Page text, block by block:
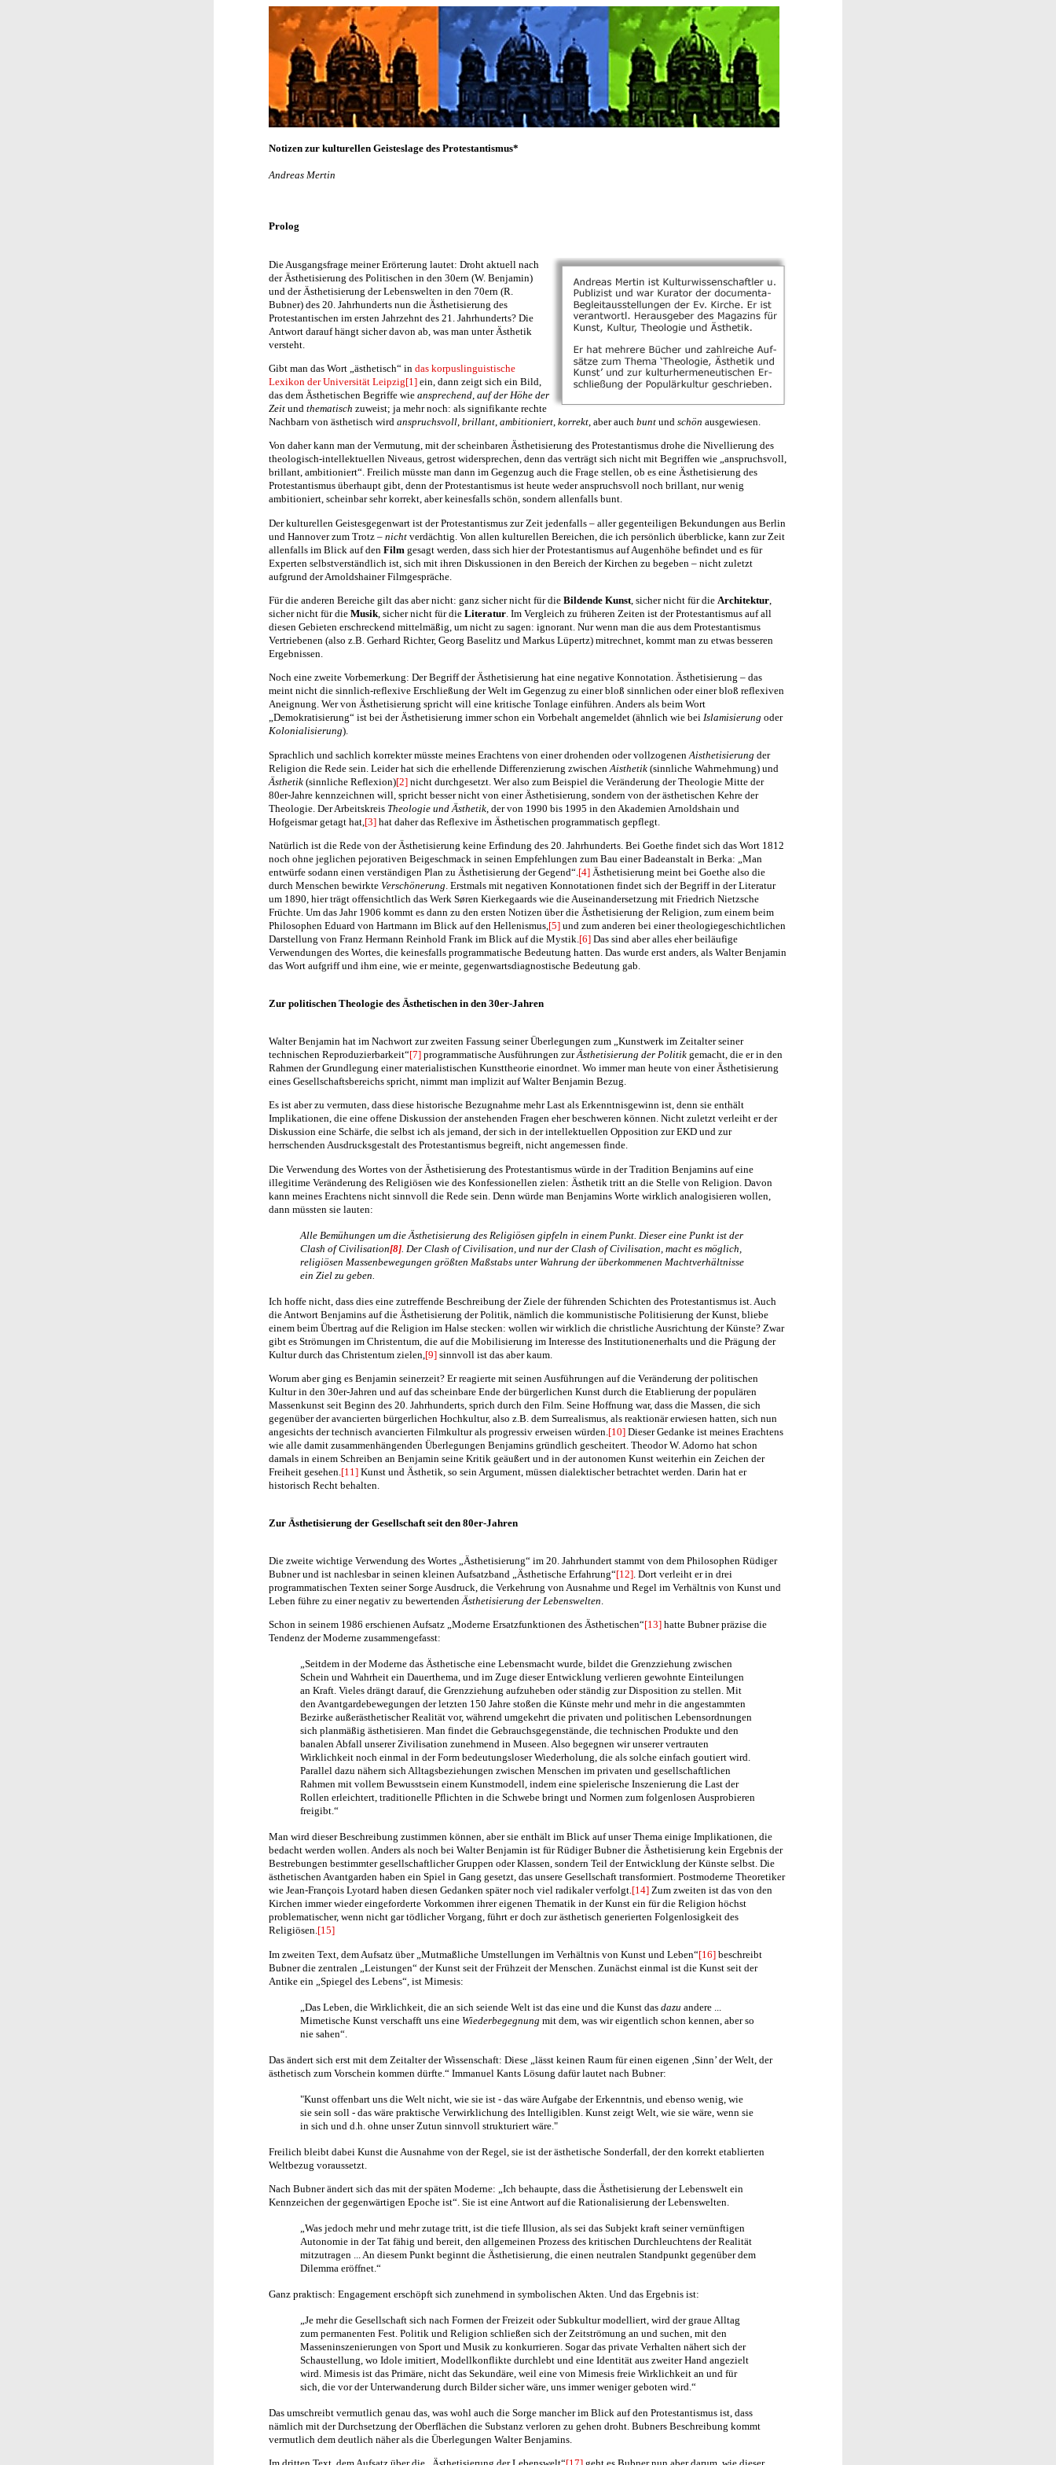
Notizen zur kulturellen Geisteslage des Protestantismus*
Andreas Mertin
Prolog
Die Ausgangsfrage meiner Erörterung lautet: Droht aktuell nach
der Ästhetisierung des Politischen in den 30ern (W. Benjamin)
und der Ästhetisierung der Lebenswelten in den 70ern (R.
Bubner) des 20. Jahrhunderts nun die Ästhetisierung des
Protestantischen im ersten Jahrzehnt des 21. Jahrhunderts? Die
Antwort darauf hängt sicher davon ab, was man unter Ästhetik
versteht.
Gibt man das Wort „ästhetisch“ in das korpuslinguistische
Lexikon der Universität Leipzig[1] ein, dann zeigt sich ein Bild,
das dem Ästhetischen Begriffe wie ansprechend auf der Höhe der
Zeit und thematisch zuweist; ja mehr noch: als signifikante rechte
Nachbarn von ästhetisch wird anspruchsvoll brillant ambitioniert korrekt , aber auch bunt und schön ausgewiesen.
Von daher kann man der Vermutung, mit der scheinbaren Ästhetisierung des Protestantismus drohe die Nivellierung des
theologisch-intellektuellen Niveaus, getrost widersprechen, denn das verträgt sich nicht mit Begriffen wie „anspruchsvoll,
brillant, ambitioniert“. Freilich müsste man dann im Gegenzug auch die Frage stellen, ob es eine Ästhetisierung des
Protestantismus überhaupt gibt, denn der Protestantismus ist heute weder anspruchsvoll noch brillant, nur wenig
ambitioniert, scheinbar sehr korrekt, aber keinesfalls schön, sondern allenfalls bunt.
Der kulturellen Geistesgegenwart ist der Protestantismus zur Zeit jedenfalls – aller gegenteiligen Bekundungen aus Berlin
und Hannover zum Trotz – nicht verdächtig. Von allen kulturellen Bereichen, die ich persönlich überblicke, kann zur Zeit
allenfalls im Blick auf den Film gesagt werden, dass sich hier der Protestantismus auf Augenhöhe befindet und es für
Experten selbstverständlich ist, sich mit ihren Diskussionen in den Bereich der Kirchen zu begeben – nicht zuletzt
aufgrund der Arnoldshainer Filmgespräche.
Für die anderen Bereiche gilt das aber nicht: ganz sicher nicht für die Bildende Kunst , sicher nicht für die Architektur
sicher nicht für die Musik , sicher nicht für die Literatur . Im Vergleich zu früheren Zeiten ist der Protestantismus auf all
diesen Gebieten erschreckend mittelmäßig, um nicht zu sagen: ignorant. Nur wenn man die aus dem Protestantismus
Vertriebenen (also z.B. Gerhard Richter, Georg Baselitz und Markus Lüpertz) mitrechnet, kommt man zu etwas besseren
Ergebnissen.
Noch eine zweite Vorbemerkung: Der Begriff der Ästhetisierung hat eine negative Konnotation. Ästhetisierung – das
meint nicht die sinnlich-reflexive Erschließung der Welt im Gegenzug zu einer bloß sinnlichen oder einer bloß reflexiven
Aneignung. Wer von Ästhetisierung spricht will eine kritische Tonlage einführen. Anders als beim Wort
„Demokratisierung“ ist bei der Ästhetisierung immer schon ein Vorbehalt angemeldet (ähnlich wie bei Islamisierung oder
Kolonialisierung).
Sprachlich und sachlich korrekter müsste meines Erachtens von einer drohenden oder vollzogenen Aisthetisierung der
Religion die Rede sein. Leider hat sich die erhellende Differenzierung zwischen Aisthetik (sinnliche Wahrnehmung) und
Ästhetik (sinnliche Reflexion)[2] nicht durchgesetzt. Wer also zum Beispiel die Veränderung der Theologie Mitte der
80er-Jahre kennzeichnen will, spricht besser nicht von einer Ästhetisierung, sondern von der ästhetischen Kehre der
Theologie. Der Arbeitskreis Theologie und Ästhetik , der von 1990 bis 1995 in den Akademien Arnoldshain und
Hofgeismar getagt hat, [3] hat daher das Reflexive im Ästhetischen programmatisch gepflegt.
Natürlich ist die Rede von der Ästhetisierung keine Erfindung des 20. Jahrhunderts. Bei Goethe findet sich das Wort 1812
noch ohne jeglichen pejorativen Beigeschmack in seinen Empfehlungen zum Bau einer Badeanstalt in Berka: „Man
entwürfe sodann einen verständigen Plan zu Ästhetisierung der Gegend“. [4] Ästhetisierung meint bei Goethe also die
durch Menschen bewirkte Verschönerung . Erstmals mit negativen Konnotationen findet sich der Begriff in der Literatur
um 1890, hier trägt offensichtlich das Werk Søren Kierkegaards wie die Auseinandersetzung mit Friedrich Nietzsche
Früchte. Um das Jahr 1906 kommt es dann zu den ersten Notizen über die Ästhetisierung der Religion, zum einem beim
Philosophen Eduard von Hartmann im Blick auf den Hellenismus, [5] und zum anderen bei einer theologiegeschichtlichen
Darstellung von Franz Hermann Reinhold Frank im Blick auf die Mystik. [6] Das sind aber alles eher beiläufige
Verwendungen des Wortes, die keinesfalls programmatische Bedeutung hatten. Das wurde erst anders, als Walter Benjamin
das Wort aufgriff und ihm eine, wie er meinte, gegenwartsdiagnostische Bedeutung gab.
Zur politischen Theologie des Ästhetischen in den 30er-Jahren
Walter Benjamin hat im Nachwort zur zweiten Fassung seiner Überlegungen zum „Kunstwerk im Zeitalter seiner
technischen Reproduzierbarkeit“[7] programmatische Ausführungen zurÄsthetisierung der Politik gemacht, die er in den
Rahmen der Grundlegung einer materialistischen Kunsttheorie einordnet. Wo immer man heute von einer Ästhetisierung
eines Gesellschaftsbereichs spricht, nimmt man implizit auf Walter Benjamin Bezug.
Es ist aber zu vermuten, dass diese historische Bezugnahme mehr Last als Erkenntnisgewinn ist, denn sie enthält
Implikationen, die eine offene Diskussion der anstehenden Fragen eher beschweren können. Nicht zuletzt verleiht er der
Diskussion eine Schärfe, die selbst ich als jemand, der sich in der intellektuellen Opposition zur EKD und zur
herrschenden Ausdrucksgestalt des Protestantismus begreift, nicht angemessen finde.
Die Verwendung des Wortes von der Ästhetisierung des Protestantismus würde in der Tradition Benjamins auf eine
illegitime Veränderung des Religiösen wie des Konfessionellen zielen: Ästhetik tritt an die Stelle von Religion. Davon
kann meines Erachtens nicht sinnvoll die Rede sein. Denn würde man Benjamins Worte wirklich analogisieren wollen,
dann müssten sie lauten:
Alle Bemühungen um die Ästhetisierung des Religiösen gipfeln in einem Punkt. Dieser eine Punkt ist der
Clash of Civilisation[8] . Der Clash of Civilisation, und nur der Clash of Civilisation, macht es möglich,
religiösen Massenbewegungen größten Maßstabs unter Wahrung der überkommenen Machtverhältnisse
ein Ziel zu geben.
Ich hoffe nicht, dass dies eine zutreffende Beschreibung der Ziele der führenden Schichten des Protestantismus ist. Auch
die Antwort Benjamins auf die Ästhetisierung der Politik, nämlich die kommunistische Politisierung der Kunst, bliebe
einem beim Übertrag auf die Religion im Halse stecken: wollen wir wirklich die christliche Ausrichtung der Künste? Zwar
gibt es Strömungen im Christentum, die auf die Mobilisierung im Interesse des Institutionenerhalts und die Prägung der
Kultur durch das Christentum zielen, [9] sinnvoll ist das aber kaum.
Worum aber ging es Benjamin seinerzeit? Er reagierte mit seinen Ausführungen auf die Veränderung der politischen
Kultur in den 30er-Jahren und auf das scheinbare Ende der bürgerlichen Kunst durch die Etablierung der populären
Massenkunst seit Beginn des 20. Jahrhunderts, sprich durch den Film. Seine Hoffnung war, dass die Massen, die sich
gegenüber der avancierten bürgerlichen Hochkultur, also z.B. dem Surrealismus, als reaktionär erwiesen hatten, sich nun
angesichts der technisch avancierten Filmkultur als progressiv erweisen würden. [10] Dieser Gedanke ist meines Erachtens
wie alle damit zusammenhängenden Überlegungen Benjamins gründlich gescheitert. Theodor W. Adorno hat schon
damals in einem Schreiben an Benjamin seine Kritik geäußert und in der autonomen Kunst weiterhin ein Zeichen der
Freiheit gesehen. [11] Kunst und Ästhetik, so sein Argument, müssen dialektischer betrachtet werden. Darin hat er
historisch Recht behalten.
Zur Ästhetisierung der Gesellschaft seit den 80er-Jahren
Die zweite wichtige Verwendung des Wortes „Ästhetisierung“ im 20. Jahrhundert stammt von dem Philosophen Rüdiger
Bubner und ist nachlesbar in seinen kleinen Aufsatzband „Ästhetische Erfahrung“[12]. Dort verleiht er in drei
programmatischen Texten seiner Sorge Ausdruck, die Verkehrung von Ausnahme und Regel im Verhältnis von Kunst und
Leben führe zu einer negativ zu bewertendenÄsthetisierung der Lebenswelten.
Schon in seinem 1986 erschienen Aufsatz „Moderne Ersatzfunktionen des Ästhetischen“[13] hatte Bubner präzise die
Tendenz der Moderne zusammengefasst:
„Seitdem in der Moderne das Ästhetische eine Lebensmacht wurde, bildet die Grenzziehung zwischen
Schein und Wahrheit ein Dauerthema, und im Zuge dieser Entwicklung verlieren gewohnte Einteilungen
an Kraft. Vieles drängt darauf, die Grenzziehung aufzuheben oder ständig zur Disposition zu stellen. Mit
den Avantgardebewegungen der letzten 150 Jahre stoßen die Künste mehr und mehr in die angestammten
Bezirke außerästhetischer Realität vor, während umgekehrt die privaten und politischen Lebensordnungen
sich planmäßig ästhetisieren. Man findet die Gebrauchsgegenstände, die technischen Produkte und den
banalen Abfall unserer Zivilisation zunehmend in Museen. Also begegnen wir unserer vertrauten
Wirklichkeit noch einmal in der Form bedeutungsloser Wiederholung, die als solche einfach goutiert wird.
Parallel dazu nähern sich Alltagsbeziehungen zwischen Menschen im privaten und gesellschaftlichen
Rahmen mit vollem Bewusstsein einem Kunstmodell, indem eine spielerische Inszenierung die Last der
Rollen erleichtert, traditionelle Pflichten in die Schwebe bringt und Normen zum folgenlosen Ausprobieren
freigibt.“
Man wird dieser Beschreibung zustimmen können, aber sie enthält im Blick auf unser Thema einige Implikationen, die
bedacht werden wollen. Anders als noch bei Walter Benjamin ist für Rüdiger Bubner die Ästhetisierung kein Ergebnis der
Bestrebungen bestimmter gesellschaftlicher Gruppen oder Klassen, sondern Teil der Entwicklung der Künste selbst. Die
ästhetischen Avantgarden haben ein Spiel in Gang gesetzt, das unsere Gesellschaft transformiert. Postmoderne Theoretiker
wie Jean-François Lyotard haben diesen Gedanken später noch viel radikaler verfolgt.[14] Zum zweiten ist das von den
Kirchen immer wieder eingeforderte Vorkommen ihrer eigenen Thematik in der Kunst ein für die Religion höchst
problematischer, wenn nicht gar tödlicher Vorgang, führt er doch zur ästhetisch generierten Folgenlosigkeit des
Religiösen.[15]
Im zweiten Text, dem Aufsatz über „Mutmaßliche Umstellungen im Verhältnis von Kunst und Leben“[16] beschreibt
Bubner die zentralen „Leistungen“ der Kunst seit der Frühzeit der Menschen. Zunächst einmal ist die Kunst seit der
Antike ein „Spiegel des Lebens“, ist Mimesis:
„Das Leben, die Wirklichkeit, die an sich seiende Welt ist das eine und die Kunst das dazu andere ...
Mimetische Kunst verschafft uns eine Wiederbegegnung mit dem, was wir eigentlich schon kennen, aber so
nie sahen“.
Das ändert sich erst mit dem Zeitalter der Wissenschaft: Diese „lässt keinen Raum für einen eigenen ‚Sinn’ der Welt, der
ästhetisch zum Vorschein kommen dürfte.“ Immanuel Kants Lösung dafür lautet nach Bubner:
"Kunst offenbart uns die Welt nicht, wie sie ist - das wäre Aufgabe der Erkenntnis, und ebenso wenig, wie
sie sein soll - das wäre praktische Verwirklichung des Intelligiblen. Kunst zeigt Welt, wie sie wäre, wenn sie
in sich und d.h. ohne unser Zutun sinnvoll strukturiert wäre."
Freilich bleibt dabei Kunst die Ausnahme von der Regel, sie ist der ästhetische Sonderfall, der den korrekt etablierten
Weltbezug voraussetzt.
Nach Bubner ändert sich das mit der späten Moderne: „Ich behaupte, dass die Ästhetisierung der Lebenswelt ein
Kennzeichen der gegenwärtigen Epoche ist“. Sie ist eine Antwort auf die Rationalisierung der Lebenswelten.
„Was jedoch mehr und mehr zutage tritt, ist die tiefe Illusion, als sei das Subjekt kraft seiner vernünftigen
Autonomie in der Tat fähig und bereit, den allgemeinen Prozess des kritischen Durchleuchtens der Realität
mitzutragen ... An diesem Punkt beginnt die Ästhetisierung, die einen neutralen Standpunkt gegenüber dem
Dilemma eröffnet.“
Ganz praktisch: Engagement erschöpft sich zunehmend in symbolischen Akten. Und das Ergebnis ist:
„Je mehr die Gesellschaft sich nach Formen der Freizeit oder Subkultur modelliert, wird der graue Alltag
zum permanenten Fest. Politik und Religion schließen sich der Zeitströmung an und suchen, mit den
Masseninszenierungen von Sport und Musik zu konkurrieren. Sogar das private Verhalten nähert sich der
Schaustellung, wo Idole imitiert, Modellkonflikte durchlebt und eine Identität aus zweiter Hand angezielt
wird. Mimesis ist das Primäre, nicht das Sekundäre, weil eine von Mimesis freie Wirklichkeit an und für
sich, die vor der Unterwanderung durch Bilder sicher wäre, uns immer weniger geboten wird.“
Das umschreibt vermutlich genau das, was wohl auch die Sorge mancher im Blick auf den Protestantismus ist, dass
nämlich mit der Durchsetzung der Oberflächen die Substanz verloren zu gehen droht. Bubners Beschreibung kommt
vermutlich dem deutlich näher als die Überlegungen Walter Benjamins.